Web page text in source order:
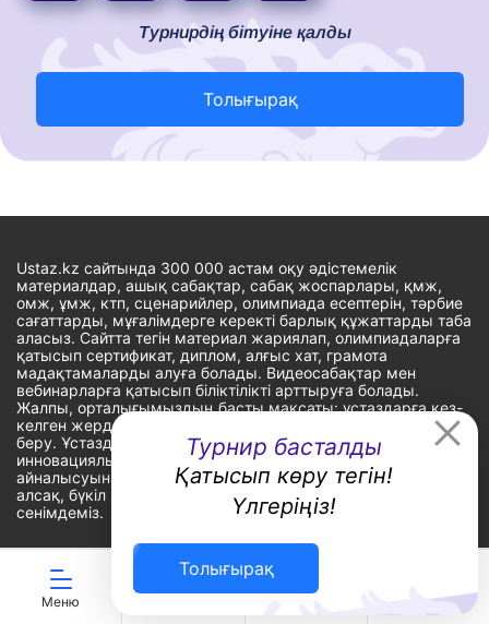
Турнир басталды
Қатысып көру тегін!
Үлгеріңіз!
Толығырақ
Турнирдің бітуіне қалды
Толығырақ
Меню Дайын ҚМЖ
Ustaz.kz сайтында 300 000 астам оқу әдістемелік
материалдар, ашық сабақтар, сабақ жоспарлары, қмж,
омж, ұмж, ктп, сценарийлер, олимпиада есептерін, тәрбие
сағаттарды, мұғалімдерге керекті барлық құжаттарды таба
аласыз. Сайтта тегін материал жариялап, олимпиадаларға
қатысып сертификат, диплом, алғыс хат, грамота
мадақтамаларды алуға болады. Видеосабақтар мен
вебинарларға қатысып біліктілікті арттыруға болады.
Жалпы, орталығымыздың басты мақсаты: ұстаздарға кез-
келген жерде, кез-келген уақытта білім алуына мүмкіндік
беру. Ұстаздардың барлық өзекті мәселелеріне
инновациялық шешім тауып, шығармашылық жұмыспен
айналысуына уақыт сыйлау. «Ұстаздарға сапалы білім бере
алсақ, бүкіл Қазақ еліне білім бере аламыз» - деген
сенімдеміз.
Сайт Peaksoft веб-студиясында жасалған - Peaksoft.kz